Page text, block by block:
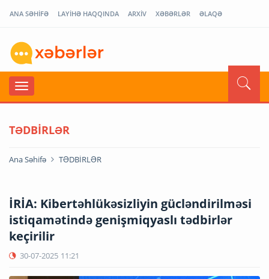
ANA SƏHİFƏ LAYİHƏ HAQQINDA ARXİV XƏBƏRLƏR ƏLAQƏ
TƏDBİRLƏR
Ana Səhifə TƏDBİRLƏR
İRİA: Kibertəhlükəsizliyin gücləndirilməsi
istiqamətində genişmiqyaslı tədbirlər
keçirilir
30-07-2025 11:21